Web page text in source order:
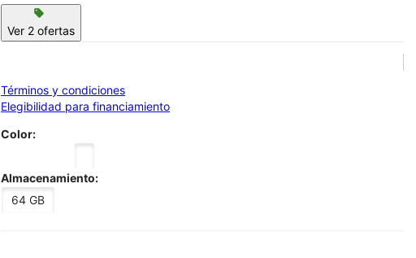
sell
Ver 2 ofertas
Términos y condiciones
Elegibilidad para financiamiento
Color:
Almacenamiento:
64 GB